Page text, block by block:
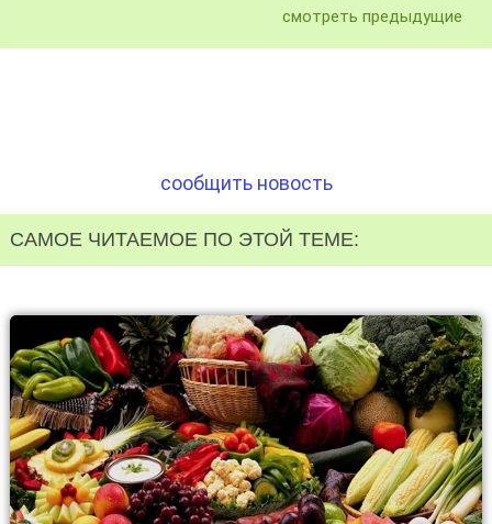
смотреть предыдущие
сообщить новость
САМОЕ ЧИТАЕМОЕ ПО ЭТОЙ ТЕМЕ: